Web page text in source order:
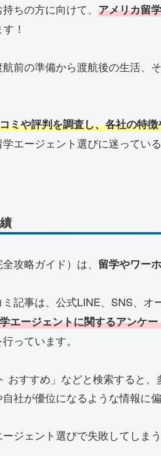
ちの方に向けて、 アメリカ留学
！
前の準備から渡航後の生活、
ミや評判を調査し、各社の特
エージェント選びに迷ってい
攻略ガイド）は、 留学やワー
記事は、公式LINE、SNS、オ
エージェントに関するアンケ
っています。
おすすめ」などと検索すると
社が優位になるような情報に
ジェント選びで失敗してしまう